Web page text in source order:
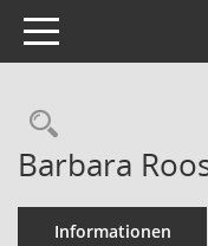
Toggle navigation
Barbara
Informationen